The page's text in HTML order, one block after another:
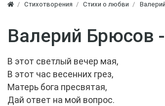
Стихотворения Стихи о любви
Валерий Брюсов
В этот светлый вечер мая,
В этот час весенних грез,
Матерь бога пресвятая,
Дай ответ на мой вопрос.